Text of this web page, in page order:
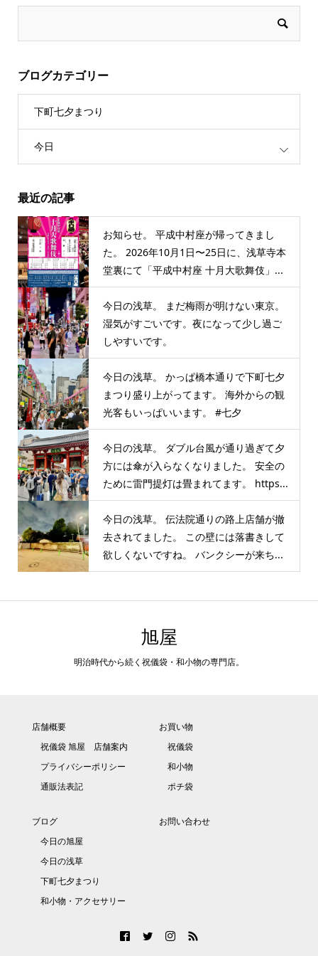
ブログカテゴリー
下町七夕まつり
今日
最近の記事
お知らせ。 平成中村座が帰ってきまし
た。 2026年10月1日〜25日に、浅草寺本
堂裏にて「平成中村座 十月大歌舞伎」...
今日の浅草。 まだ梅雨が明けない東京。
湿気がすごいです。夜になって少し過ご
しやすいです。
今日の浅草。 かっぱ橋本通りで下町七夕
まつり盛り上がってます。 海外からの観
光客もいっぱいいます。 #七夕
今日の浅草。 ダブル台風が通り過ぎて夕
方には傘が入らなくなりました。 安全の
ために雷門提灯は畳まれてます。 https...
今日の浅草。 伝法院通りの路上店舗が撤
去されてました。 この壁には落書きして
欲しくないですね。 バンクシーが来ち...
旭屋
明治時代から続く祝儀袋・和小物の専門店。
店舗概要
祝儀袋 旭屋 店舗案内
プライバシーポリシー
通販法表記
お買い物
祝儀袋
和小物
ポチ袋
ブログ
今日の旭屋
今日の浅草
下町七夕まつり
和小物・アクセサリー
お問い合わせ